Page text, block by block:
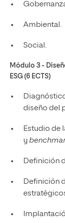
Ambiental.
Social.
Módulo 3 -
ESG (6 ECTS)
diseño del
Estudio de
y
Definición
Definición